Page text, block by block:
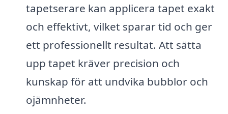
tapetserare kan applicera tapet exakt
och effektivt, vilket sparar tid och ger
ett professionellt resultat. Att sätta
upp tapet kräver precision och
kunskap för att undvika bubblor och
ojämnheter.